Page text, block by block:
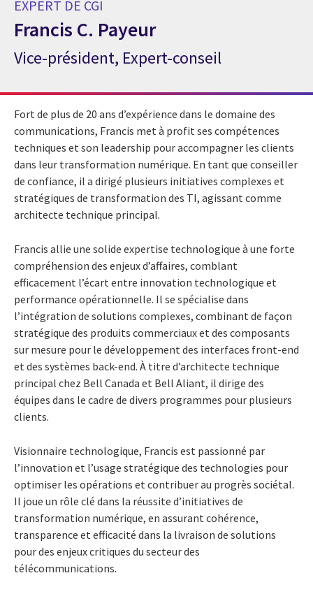
EXPERT DE CGI
Francis C. Payeur
Expert de CGI Francis C. Payeur
Vice-président, Expert-conseil
Fort de plus de 20 ans d’expérience dans le domaine des
communications, Francis met à profit ses compétences
techniques et son leadership pour accompagner les clients
dans leur transformation numérique. En tant que conseiller
de confiance, il a dirigé plusieurs initiatives complexes et
stratégiques de transformation des TI, agissant comme
architecte technique principal.
Francis allie une solide expertise technologique à une forte
compréhension des enjeux d’affaires, comblant
efficacement l’écart entre innovation technologique et
performance opérationnelle. Il se spécialise dans
l’intégration de solutions complexes, combinant de façon
stratégique des produits commerciaux et des composants
sur mesure pour le développement des interfaces front-end
et des systèmes back-end. À titre d’architecte technique
principal chez Bell Canada et Bell Aliant, il dirige des
équipes dans le cadre de divers programmes pour plusieurs
clients.
Visionnaire technologique, Francis est passionné par
l’innovation et l’usage stratégique des technologies pour
optimiser les opérations et contribuer au progrès sociétal.
Il joue un rôle clé dans la réussite d’initiatives de
transformation numérique, en assurant cohérence,
transparence et efficacité dans la livraison de solutions
pour des enjeux critiques du secteur des
télécommunications.